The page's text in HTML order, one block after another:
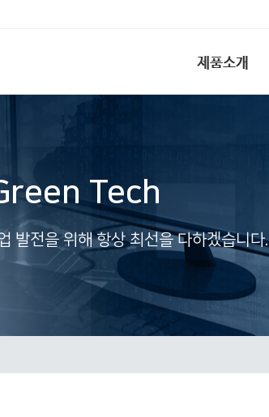
제품소개
Tech
발전을 위해 항상 최선을 다하겠습니다.